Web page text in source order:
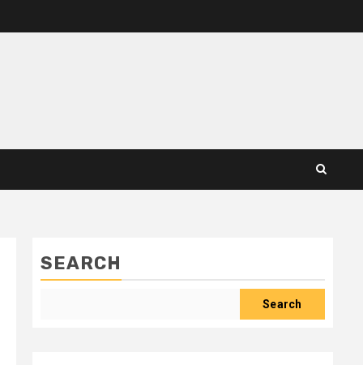
SEARCH
Search